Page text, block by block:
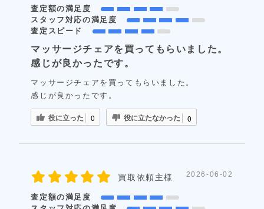
査定額の満足度
スタッフ対応の満足度
査定スピード
マッサージチェアを買ってもらいました。
感じが良かったです。
マッサージチェアを買ってもらいました。
感じが良かったです。
役に立った 0 役に立たなかった 0
買取依頼主様 2026-06-02
査定額の満足度